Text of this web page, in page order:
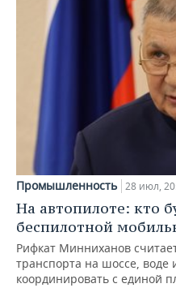
Промышленность 28 июл,
На автопилоте: кто
беспилотной
Рифкат Минниханов
транспорта на шоссе, воде
координировать с единой